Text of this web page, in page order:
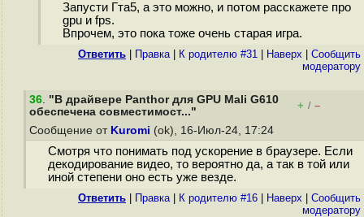
Запусти Гта5, а это можно, и потом расскажете про
gpu и fps.
Впрочем, это пока тоже очень старая игра.
Ответить Правка| К родителю #31 Наверх
Cообщить
модератору
36. "В драйвере Panthor для GPU Mali G610
обеспечена совместимост..."
+ / –
Сообщение от Kuromi (ok), 16-Июл-24, 17:24
Смотря что понимать под ускорение в браузере. Если
декодирование видео, то вероятно да, а так в той или
иной степени оно есть уже везде.
Ответить Правка| К родителю #16 Наверх
Cообщить
модератору